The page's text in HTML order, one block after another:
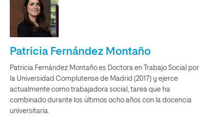
Patricia Fernández Montaño
Patricia Fernández Montaño es Doctora en Trabajo Social por
la Universidad Complutense de Madrid (2017) y ejerce
actualmente como trabajadora social, tarea que ha
combinado durante los últimos ocho años con la docencia
universitaria.